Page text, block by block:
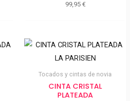
99,95 €
Tocados y cintas de novia
CINTA CRISTAL
PLATEADA